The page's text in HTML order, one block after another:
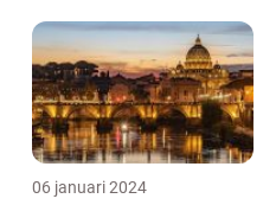
06 januari 2024